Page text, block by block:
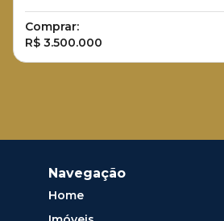
Comprar:
R$ 3.500.000
Navegação
Home